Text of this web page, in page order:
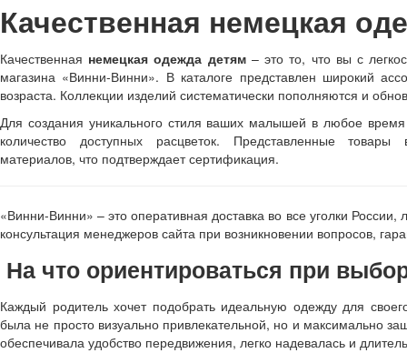
Качественная немецкая
Качественная немецкая одежда детям– это то, что вы с
магазина «Винни-Винни». В каталоге представлен широкий
возраста. Коллекции изделий систематически пополняются и
Для создания уникального стиля ваших малышей в любое время
количество доступных расцветок. Представленные товары
материалов, что подтверждает сертификация.
«Винни-Винни» – это оперативная доставка во все уголки
консультация менеджеров сайта при возникновении вопросов,
На что ориентироваться при
Каждый родитель хочет подобрать идеальную одежду для
была не просто визуально привлекательной, но и максимально
обеспечивала удобство передвижения, легко надевалась и